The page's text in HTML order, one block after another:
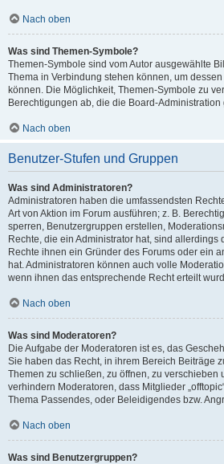
Nach oben
Was sind Themen-Symbole?
Themen-Symbole sind vom Autor ausgewählte
Thema in Verbindung stehen können, um
können. Die Möglichkeit, Themen-Symbole zu
Berechtigungen ab, die die Board-Administration
Nach oben
Benutzer-Stufen und Gruppen
Was sind Administratoren?
Administratoren haben die umfassendsten
Art von Aktion im Forum ausführen; z. B.
sperren, Benutzergruppen erstellen,
Rechte, die ein Administrator hat, sind allerdings
Rechte ihnen ein Gründer des Forums oder ein
hat. Administratoren können auch volle
wenn ihnen das entsprechende Recht erteilt
Nach oben
Was sind Moderatoren?
Die Aufgabe der Moderatoren ist es, das
Sie haben das Recht, in ihrem Bereich Beiträge
Themen zu schließen, zu öffnen, zu verschieben
verhindern Moderatoren, dass Mitglieder
Thema Passendes, oder Beleidigendes bzw.
Nach oben
Was sind Benutzergruppen?